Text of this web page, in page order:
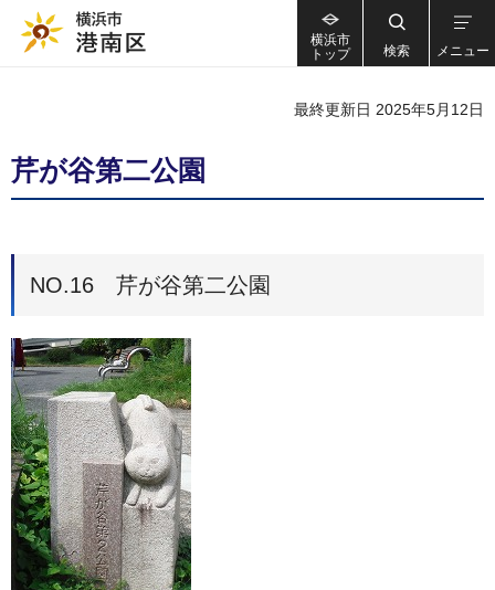
横浜市
トップ
検索 メニュー
最終更新日 2025年5月12日
芹が谷第二公園
NO.16 芹が谷第二公園